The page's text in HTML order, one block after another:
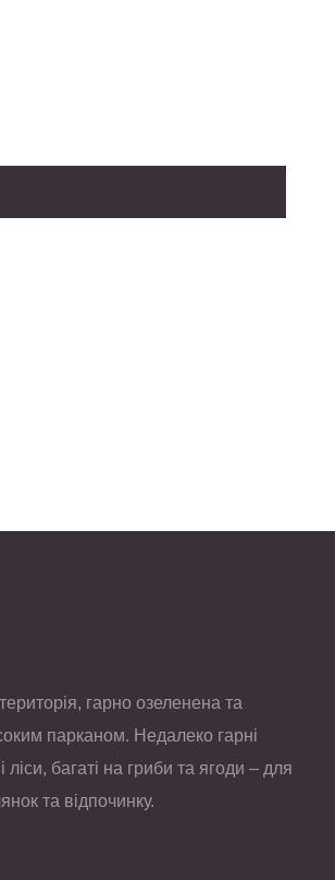
гарно озеленена та
парканом. Недалеко гарні
ліси, багаті на гриби та ягоди – для
та відпочинку.